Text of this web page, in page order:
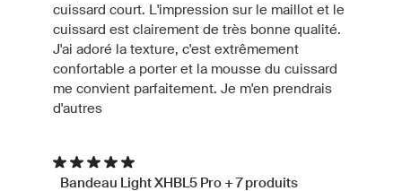
cuissard court. L'impression sur le maillot et le
cuissard est clairement de très bonne qualité.
J'ai adoré la texture, c'est extrêmement
confortable a porter et la mousse du cuissard
me convient parfaitement. Je m'en prendrais
d'autres
Bandeau Light XHBL5 Pro + 7 produits